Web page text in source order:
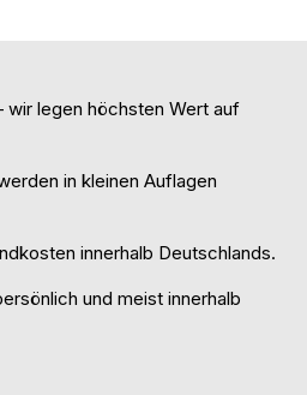
wir legen höchsten Wert auf
in kleinen Auflagen
innerhalb Deutschlands.
und meist innerhalb